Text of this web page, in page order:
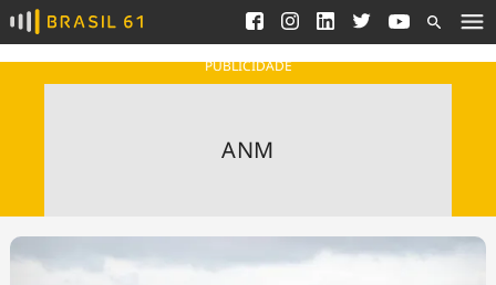
Ver todas as notícias
Podcasts
Congresso Nacional e
nossos líderes.
Saneamento
Indicadores
Blog
Expediente
PUBLICIDADE
ANM